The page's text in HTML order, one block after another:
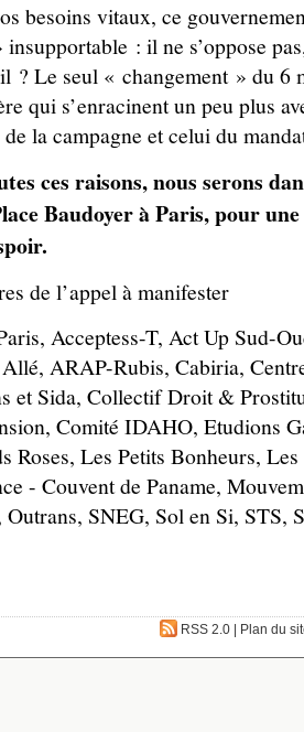
besoins vitaux, ce
: il ne s’oppose
? Le seul « changement » du 6
qui s’enracinent un peu plus
la campagne et celui du
ces raisons, nous serons
Baudoyer à Paris, pour
de l’appel à manifester
Acceptess-T, Act Up Sud-
ARAP-Rubis, Cabiria,
et Sida, Collectif Droit &
Comité IDAHO, Etudions
Roses, Les Petits Bonheurs,
- Couvent de Paname,
SNEG, Sol en Si, STS,
RSS 2.0 Plan du